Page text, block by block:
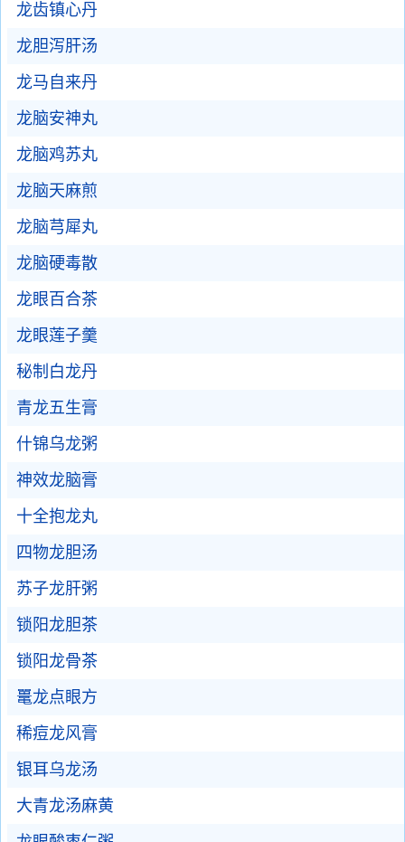
龙齿镇心丹
龙胆泻肝汤
龙马自来丹
龙脑安神丸
龙脑鸡苏丸
龙脑天麻煎
龙脑芎犀丸
龙脑硬毒散
龙眼百合茶
龙眼莲子羹
秘制白龙丹
青龙五生膏
什锦乌龙粥
神效龙脑膏
十全抱龙丸
四物龙胆汤
苏子龙肝粥
锁阳龙胆茶
锁阳龙骨茶
鼍龙点眼方
稀痘龙风膏
银耳乌龙汤
大青龙汤麻黄